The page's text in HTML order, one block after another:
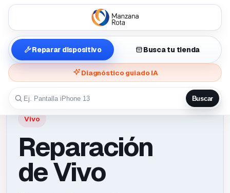
Reparar dispositivo Busca tu tienda
Diagnóstico guiado IA
Buscar
Vivo
Reparación
de Vivo